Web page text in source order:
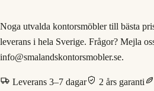
Noga utvalda kontorsmöbler till bästa
leverans i hela Sverige. Frågor? Mejla
info@smalandskontorsmobler.se.
Leverans 3–7 dagar 2 års garanti